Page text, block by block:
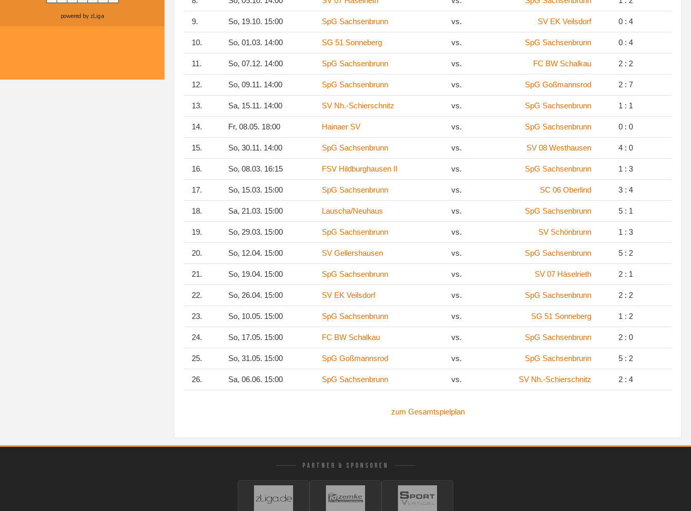
powered by zLiga
9. So, 19.10. 15:00 SpG Sachsenbrunn vs. SV EK Veilsdorf 0 : 4
10. So, 01.03. 14:00 SG 51 Sonneberg vs. SpG Sachsenbrunn 0 : 4
11. So, 07.12. 14:00 SpG Sachsenbrunn vs. FC BW Schalkau 2 : 2
12. So, 09.11. 14:00 SpG Sachsenbrunn vs. SpG Goßmannsrod 2 : 7
13. Sa, 15.11. 14:00 SV Nh.-Schierschnitz vs. SpG Sachsenbrunn 1 : 1
14. Fr, 08.05. 18:00 Hainaer SV vs. SpG Sachsenbrunn 0 : 0
15. So, 30.11. 14:00 SpG Sachsenbrunn vs. SV 08 Westhausen 4 : 0
16. So, 08.03. 16:15 FSV Hildburghausen II vs. SpG Sachsenbrunn 1 : 3
17. So, 15.03. 15:00 SpG Sachsenbrunn vs. SC 06 Oberlind 3 : 4
18. Sa, 21.03. 15:00 Lauscha/Neuhaus vs. SpG Sachsenbrunn 5 : 1
19. So, 29.03. 15:00 SpG Sachsenbrunn vs. SV Schönbrunn 1 : 3
20. So, 12.04. 15:00 SV Gellershausen vs. SpG Sachsenbrunn 5 : 2
21. So, 19.04. 15:00 SpG Sachsenbrunn vs. SV 07 Häselrieth 2 : 1
22. So, 26.04. 15:00 SV EK Veilsdorf vs. SpG Sachsenbrunn 2 : 2
23. So, 10.05. 15:00 SpG Sachsenbrunn vs. SG 51 Sonneberg 1 : 2
24. So, 17.05. 15:00 FC BW Schalkau vs. SpG Sachsenbrunn 2 : 0
25. So, 31.05. 15:00 SpG Goßmannsrod vs. SpG Sachsenbrunn 5 : 2
26. Sa, 06.06. 15:00 SpG Sachsenbrunn vs. SV Nh.-Schierschnitz 2 : 4
zum Gesamtspielplan
PARTNER & SPONSOREN